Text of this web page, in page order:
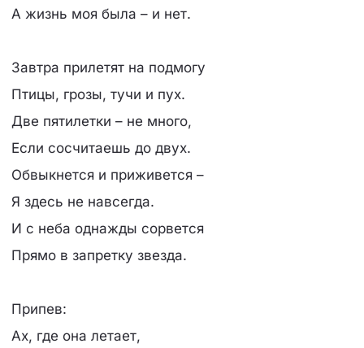
А жизнь моя была – и нет.
Завтра прилетят на подмогу
Птицы, грозы, тучи и пух.
Две пятилетки – не много,
Если сосчитаешь до двух.
Обвыкнется и приживется –
Я здесь не навсегда.
И с неба однажды сорвется
Прямо в запретку звезда.
Припев:
Ах, где она летает,